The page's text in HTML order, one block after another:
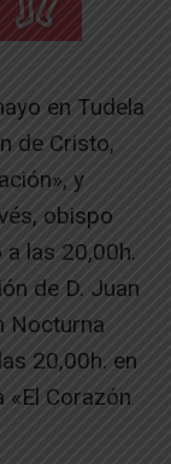
en Tudela
de Cristo,
y
obispo
las 20,00h.
de D. Juan
Nocturna
20,00h. en
«El Corazón